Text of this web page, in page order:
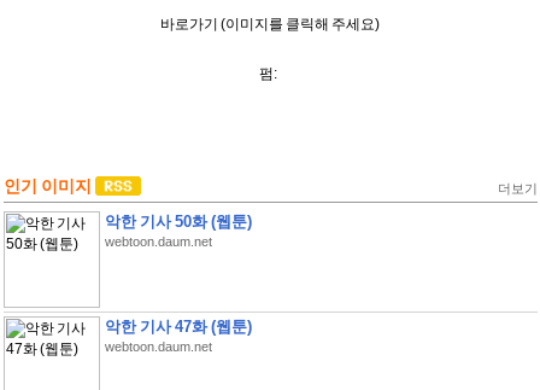
바로가기 (이미지를 클릭해 주세요)
펌:
인기 이미지 더보기
악한 기사 50화 (웹툰)
webtoon.daum.net
악한 기사 47화 (웹툰)
webtoon.daum.net